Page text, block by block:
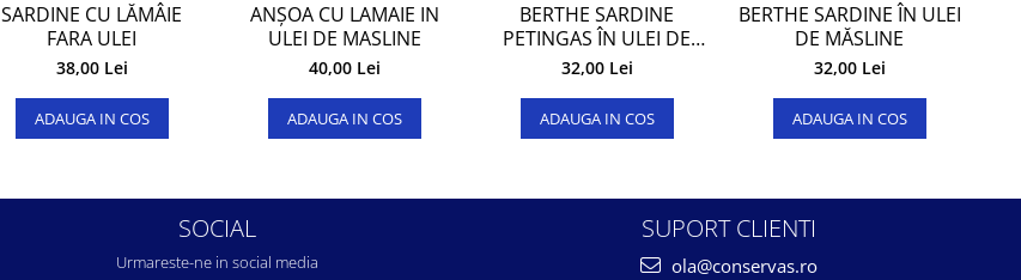
SARDINE CU LĂMÂIE
FARA ULEI
38,00 Lei
ADAUGA IN COS
ANȘOA CU LAMAIE IN
ULEI DE MASLINE
40,00 Lei
ADAUGA IN COS
BERTHE SARDINE
PETINGAS ÎN ULEI DE
MĂSLINE
32,00 Lei
ADAUGA IN COS
BERTHE SARDINE ÎN ULEI
DE MĂSLINE
32,00 Lei
ADAUGA IN COS
SOCIAL
Urmareste-ne in social media
SUPORT CLIENTI
ola@conservas.ro